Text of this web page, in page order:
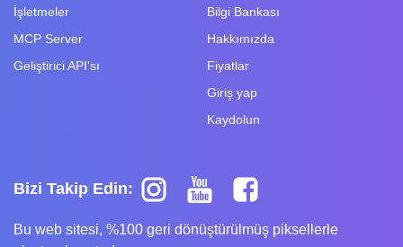
İşletmeler
MCP Server
Geliştirici API'sı
Bilgi Bankası
Hakkımızda
Fiyatlar
Giriş yap
Kaydolun
Bizi Takip Edin:
Bu web sitesi, %100 geri dönüştürülmüş piksellerle